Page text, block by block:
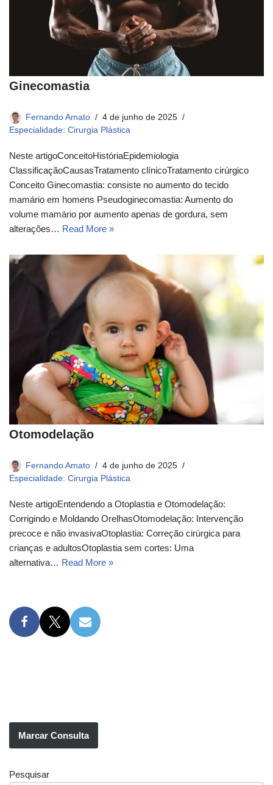
Ginecomastia
Fernando Amato
4 de junho de 2025
Especialidade: Cirurgia Plástica
Neste artigoConceito​História​Epidemiologia​
ClassificaçãoCausasTratamento clínico​Tratamento cirúrgico​
Conceito​ Ginecomastia: consiste no aumento do tecido
mamário em homens Pseudoginecomastia: Aumento do
volume mamário por aumento apenas de gordura, sem
alterações… Read More »
Otomodelação
Fernando Amato
4 de junho de 2025
Especialidade: Cirurgia Plástica
Neste artigoEntendendo a Otoplastia e Otomodelação:
Corrigindo e Moldando OrelhasOtomodelação: Intervenção
precoce e não invasivaOtoplastia: Correção cirúrgica para
crianças e adultosOtoplastia sem cortes: Uma
alternativa… Read More »
Marcar Consulta
Pesquisar